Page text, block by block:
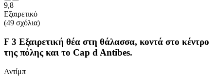
9,8
Εξαιρετικό
(49 σχόλια)
F 3 Εξαιρετική θέα στη θάλασσα, κοντά στο κέντρο
της πόλης και το Cap d Antibes.
Αντίμπ